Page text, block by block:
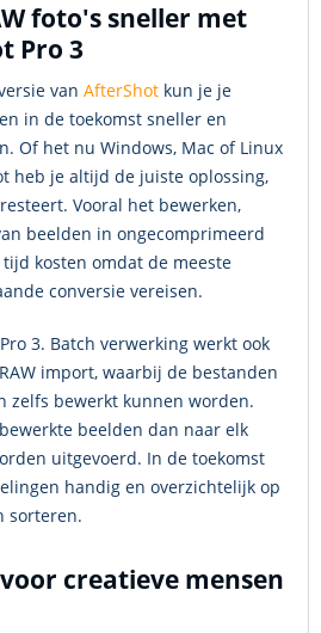
foto's sneller met
Pro 3
van AfterShot kun je je
in de toekomst sneller en
Of het nu Windows, Mac of Linux
heb je altijd de juiste oplossing,
Vooral het bewerken,
beelden in ongecomprimeerd
tijd kosten omdat de meeste
conversie vereisen.
3. Batch verwerking werkt ook
import, waarbij de bestanden
zelfs bewerkt kunnen worden.
beelden dan naar elk
uitgevoerd. In de toekomst
handig en overzichtelijk op
sorteren.
creatieve mensen